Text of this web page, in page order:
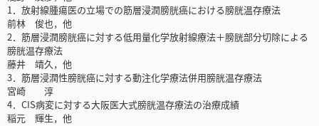
1．放射線腫瘍医の立場での筋層浸潤膀胱癌における膀胱温存療法
前林 俊也，他
2．筋層浸潤膀胱癌に対する低用量化学放射線療法＋膀胱部分切除による
膀胱温存療法
藤井 靖久，他
3．筋層浸潤性膀胱癌に対する動注化学療法併用膀胱温存療法
宮崎 淳
4．CIS病変に対する大阪医大式膀胱温存療法の治療成績
稲元 輝生，他